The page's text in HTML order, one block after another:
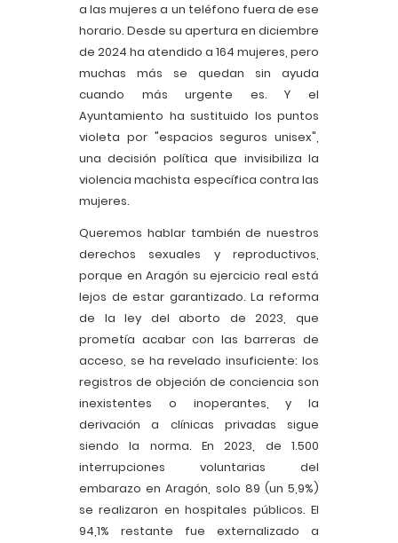
a las mujeres a un teléfono fuera de ese
horario. Desde su apertura en diciembre
de 2024 ha atendido a 164 mujeres, pero
muchas más se quedan sin ayuda
cuando más urgente es. Y el
Ayuntamiento ha sustituido los puntos
violeta por "espacios seguros unisex",
una decisión política que invisibiliza la
violencia machista específica contra las
mujeres.
Queremos hablar también de nuestros
derechos sexuales y reproductivos,
porque en Aragón su ejercicio real está
lejos de estar garantizado. La reforma
de la ley del aborto de 2023, que
prometía acabar con las barreras de
acceso, se ha revelado insuficiente: los
registros de objeción de conciencia son
inexistentes o inoperantes, y la
derivación a clínicas privadas sigue
siendo la norma. En 2023, de 1.500
interrupciones voluntarias del
embarazo en Aragón, solo 89 (un 5,9%)
se realizaron en hospitales públicos. El
94,1% restante fue externalizado a